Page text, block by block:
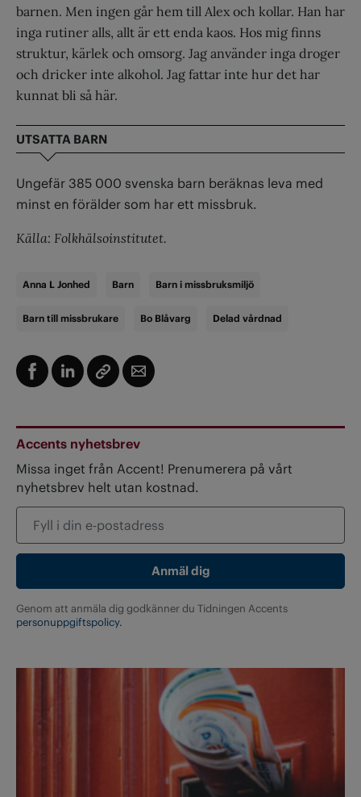
barnen. Men ingen går hem till Alex och kollar. Han har
inga rutiner alls, allt är ett enda kaos. Hos mig finns
struktur, kärlek och omsorg. Jag använder inga droger
och dricker inte alkohol. Jag fattar inte hur det har
kunnat bli så här.
UTSATTA BARN
Ungefär 385 000 svenska barn beräknas leva med
minst en förälder som har ett missbruk.
Källa: Folkhälsoinstitutet.
Anna L Jonhed Barn Barn i missbruksmiljö
Barn till missbrukare Bo Blåvarg Delad vårdnad
Accents nyhetsbrev
Missa inget från Accent! Prenumerera på vårt
nyhetsbrev helt utan kostnad.
Genom att anmäla dig godkänner du Tidningen Accents
personuppgiftspolicy.